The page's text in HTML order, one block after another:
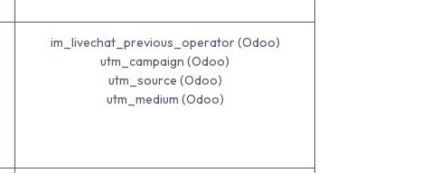
im_livechat_previous_operator (Odoo)
utm_campaign (Odoo)
utm_source (Odoo)
utm_medium (Odoo)